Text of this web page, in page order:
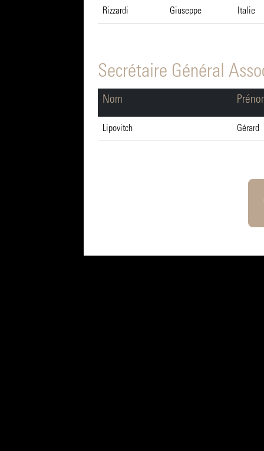
Rizzardi Giuseppe Italie
Secrétaire Général
Nom
Lipovitch Gérard